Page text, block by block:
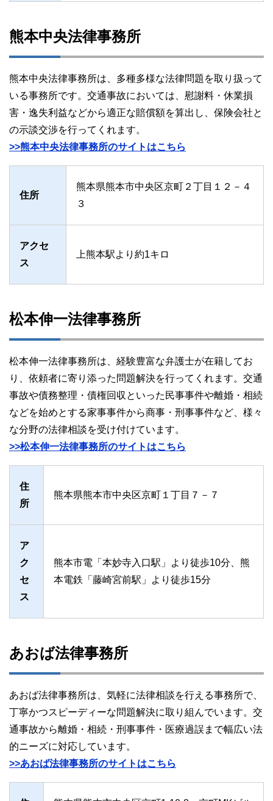
熊本中央法律事務所
熊本中央法律事務所は、多種多様な法律問題を取り扱って
いる事務所です。交通事故においては、慰謝料・休業損
害・逸失利益などから適正な賠償額を算出し、保険会社と
の示談交渉を行ってくれます。
>>熊本中央法律事務所のサイトはこちら
住所
熊本県熊本市中央区京町２丁目１２－４
３
アクセ
ス
上熊本駅より約1キロ
松本伸一法律事務所
松本伸一法律事務所は、経験豊富な弁護士が在籍してお
り、依頼者に寄り添った問題解決を行ってくれます。交通
事故や債務整理・債権回収といった民事事件や離婚・相続
などを始めとする家事事件から商事・刑事事件など、様々
な分野の法律相談を受け付けています。
>>松本伸一法律事務所のサイトはこちら
住
所
熊本県熊本市中央区京町１丁目７－７
ア
ク
セ
ス
熊本市電「本妙寺入口駅」より徒歩10分、熊
本電鉄「藤崎宮前駅」より徒歩15分
あおば法律事務所
あおば法律事務所は、気軽に法律相談を行える事務所で、
丁寧かつスピーディーな問題解決に取り組んでいます。交
通事故から離婚・相続・刑事事件・医療過誤まで幅広い法
的ニーズに対応しています。
>>あおば法律事務所のサイトはこちら